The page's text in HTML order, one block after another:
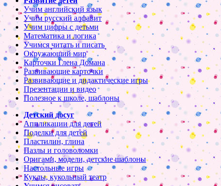
Учим английский язык
Учим русский алфавит
Учим цифры с детьми
Математика и логика
Учимся читать и писать
Окружающий мир
Карточки Глена Домана
Развивающие карточки
Развивающие и дидактические игры
Презентации и видео
Полезное к школе, шаблоны
Детский досуг
Аппликации для детей
Поделки для детей
Пластилин, глина
Пазлы и головоломки
Оригами, модели, детские шаблоны
Настольные игры
Куклы, кукольный театр